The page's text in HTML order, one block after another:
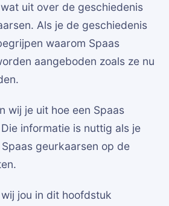
uit over de geschiedenis
Als je de geschiedenis
waarom Spaas
aangeboden zoals ze nu
wij je uit hoe een Spaas
informatie is nuttig als je
geurkaarsen op de
jou in dit hoofdstuk